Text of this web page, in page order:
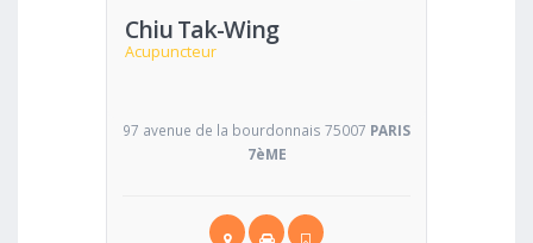
Chiu Tak-Wing
Acupuncteur
97 avenue de la bourdonnais 75007 PARIS
7èME